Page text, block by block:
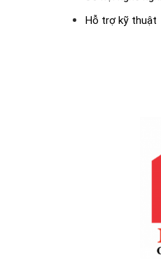
Hỗ trợ kỹ thuật